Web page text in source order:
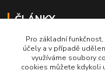
ČLÁNKY
Profi lepidlo na boty a kůži
Moto káva, nejlepší palivo
Pro základní
účely a v případě
využíváme soubory
cookies můžete kdykoli